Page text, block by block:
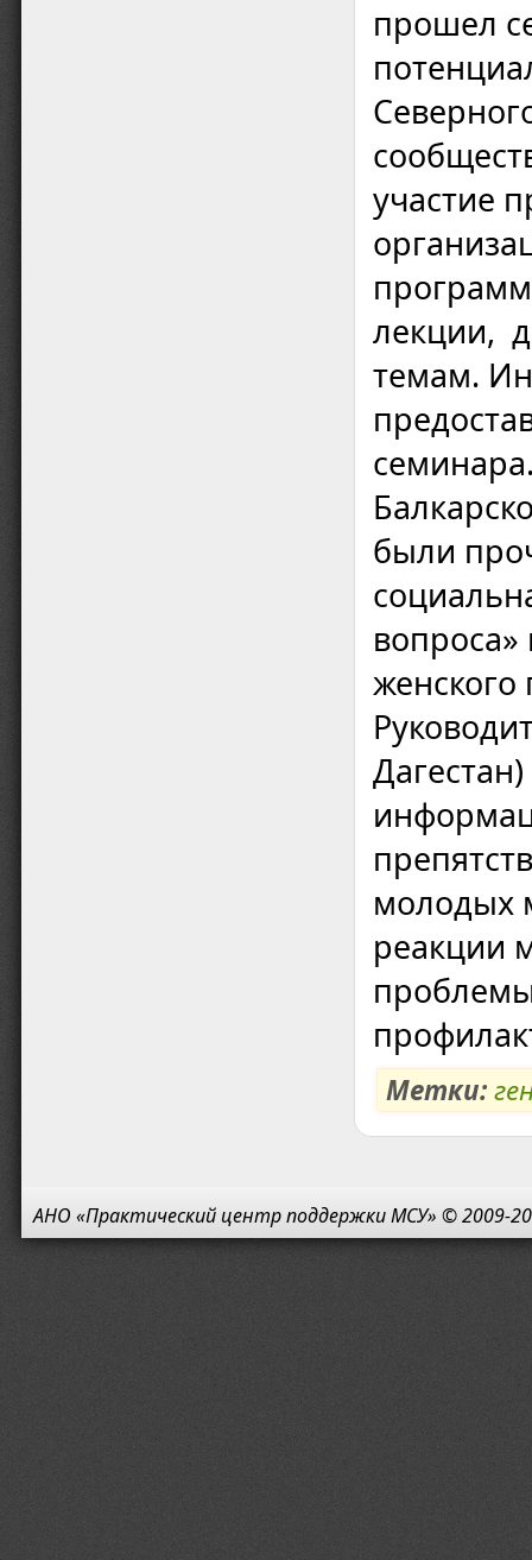
прошел
участие
лекции,
темам.
были
женского
молодых
реакции
Метки:
АНО «Практический центр поддержки МСУ» © 2009-